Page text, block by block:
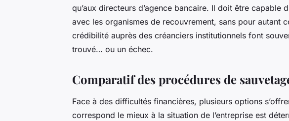
qu’aux directeurs d’agence bancaire. Il doit être capable
avec les organismes de recouvrement, sans pour autant
crédibilité auprès des créanciers institutionnels font
trouvé… ou un échec.
Comparatif des procédures de
Face à des difficultés financières, plusieurs options
correspond le mieux à la situation de l’entreprise est